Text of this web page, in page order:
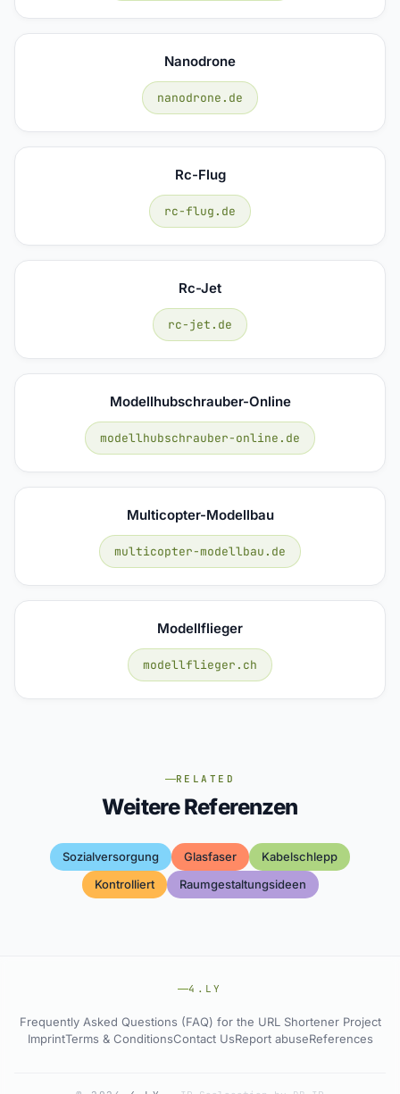
Nanodrone
nanodrone.de
Rc-Flug
rc-flug.de
Rc-Jet
rc-jet.de
Modellhubschrauber-Online
modellhubschrauber-online.de
Multicopter-Modellbau
multicopter-modellbau.de
Modellflieger
modellflieger.ch
RELATED
Weitere Referenzen
Sozialversorgung Glasfaser
Kabelschlepp
Kontrolliert
Raumgestaltungsideen
4.LY
Frequently Asked Questions (FAQ) for the URL Shortener Project
ImprintTerms & ConditionsContact UsReport abuseReferences